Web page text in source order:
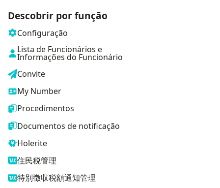
Descobrir por função
Configuração
Lista de Funcionários e
Informações do Funcionário
Convite
My Number
Procedimentos
Documentos de notificação
Holerite
住民税管理
特別徴収税額通知管理